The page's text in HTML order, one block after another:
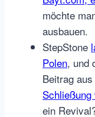
möchte
ausbauen.
StepStone
Polen, und
Beitrag
ein